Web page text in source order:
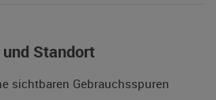
Standort
sichtbaren Gebrauchsspuren